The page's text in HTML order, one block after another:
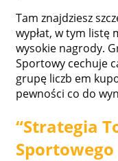
Tam znajdziesz
wypłat, w tym listę
wysokie nagrody.
Sportowy cechuje
grupę liczb em
pewności co do
“Strategia
Sportowego